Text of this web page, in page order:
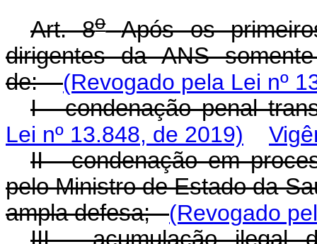
Art. 8o
Após os
dirigentes da ANS
de:(Revogado pela Lei nº
I - condenação penal
Lei nº 13.848, de 2019)
II - condenação em
pelo Ministro de Estado da
ampla defesa;(Revogado
III - acumulação ilegal